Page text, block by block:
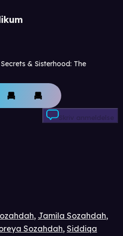
& Sisterhood: The
Skriv anmeldelse
, Jamila Sozahdah,
Sozahdah, Siddiqa